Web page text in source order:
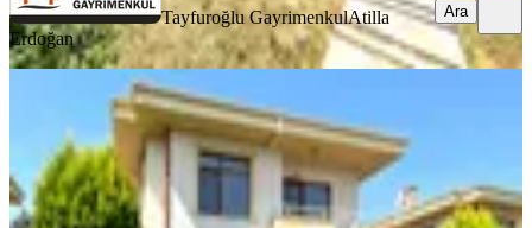
Tayfuroğlu GayrimenkulAtilla
Erdoğan
Ara
Şile Kumbabada Özel Site İçerisinde
Kiralık 3+1 Müstakil Villa
Şile, Kumbaba Mahallesi
3+1
·228 m²· 08.08.2026